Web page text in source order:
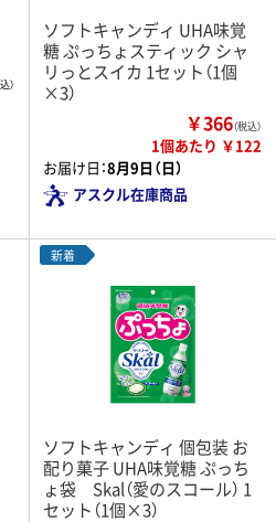
ソフトキャンディ UHA味覚
糖 ぷっちょスティック シャ
リっとスイカ 1セット（1個
×3）
￥366（税込）
1個あたり ￥122
お届け日：8月9日（日）
アスクル在庫商品
新着
ソフトキャンディ 個包装 お
配り菓子 UHA味覚糖 ぷっち
ょ袋 Skal（愛のスコール） 1
セット（1個×3）